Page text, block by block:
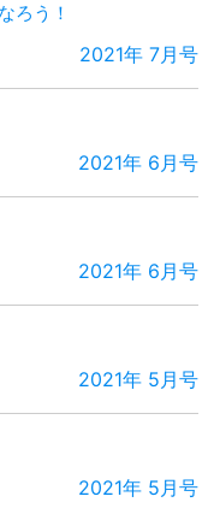
ろう！
2021年 7月号
2021年 6月号
2021年 6月号
2021年 5月号
2021年 5月号